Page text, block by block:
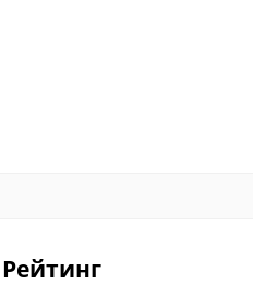
Рейтинг